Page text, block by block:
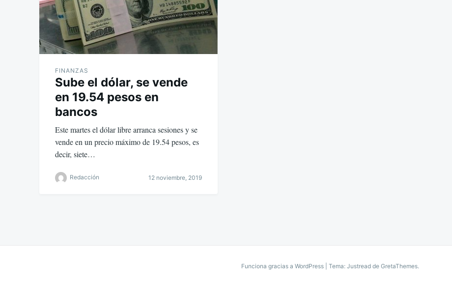
FINANZAS
Sube el dólar, se vende
en 19.54 pesos en
bancos
Este martes el dólar libre arranca sesiones y se
vende en un precio máximo de 19.54 pesos, es
decir, siete…
Redacción 12 noviembre, 2019
Funciona gracias a WordPress Tema: Justread de GretaThemes.